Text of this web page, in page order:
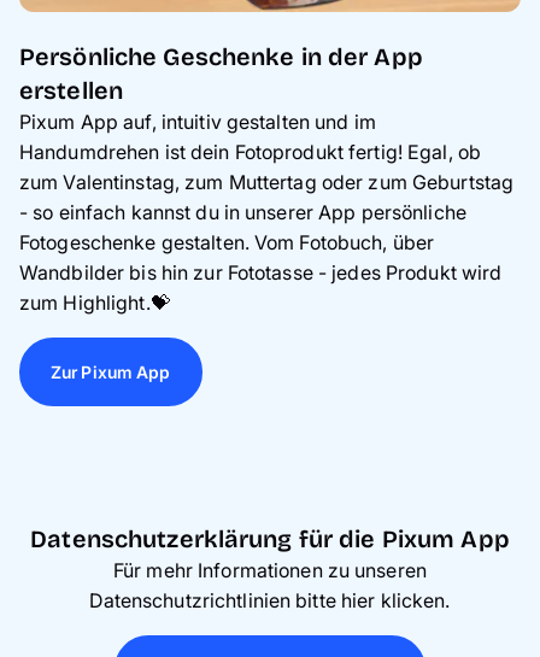
Persönliche Geschenke in der App
erstellen
Pixum App auf, intuitiv gestalten und im
Handumdrehen ist dein Fotoprodukt fertig! Egal, ob
zum Valentinstag, zum Muttertag oder zum Geburtstag
- so einfach kannst du in unserer App persönliche
Fotogeschenke gestalten. Vom Fotobuch, über
Wandbilder bis hin zur Fototasse - jedes Produkt wird
zum Highlight.💝
Zur Pixum App
Datenschutzerklärung für die Pixum App
Für mehr Informationen zu unseren
Datenschutzrichtlinien bitte hier klicken.